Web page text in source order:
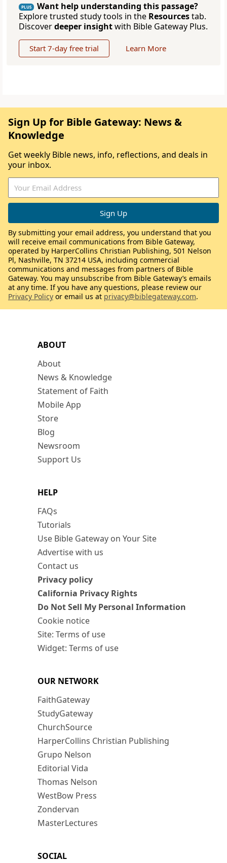
PLUS
Want help understanding this passage?
Explore trusted study tools in the Resourcestab.
Discoverdeeper insightwith Bible Gateway Plus.
Start 7-day free trial Learn More
ABOUT
About
News & Knowledge
Statement of Faith
Mobile App
Store
Blog
Newsroom
Support Us
HELP
FAQs
Tutorials
Use Bible Gateway on Your Site
Advertise with us
Contact us
Privacy policy
California Privacy Rights
Do Not Sell My Personal Information
Cookie notice
Site: Terms of use
Widget: Terms of use
OUR NETWORK
FaithGateway
StudyGateway
ChurchSource
HarperCollins Christian Publishing
Grupo Nelson
Editorial Vida
Thomas Nelson
WestBow Press
Zondervan
MasterLectures
SOCIAL
Sign Up for Bible Gateway: News &
Knowledge
Get weekly Bible news, info, reflections, and deals in
your inbox.
By submitting your email address, you understand that you
will receive email communications from Bible Gateway,
operated by HarperCollins Christian Publishing, 501 Nelson
Pl, Nashville, TN 37214 USA, including commercial
communications and messages from partners of Bible
Gateway. You may unsubscribe from Bible Gateway’s emails
at any time. If you have any questions, please review our
Privacy Policy or email us at privacy@biblegateway.com.